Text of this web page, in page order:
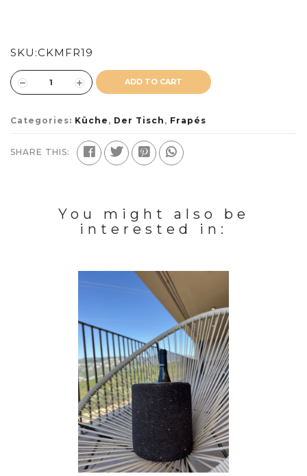
SKU:CKMFR19
ADD TO CART
Categories: Küche , Der Tisch , Frapés
SHARE THIS:
You might also be
interested in: